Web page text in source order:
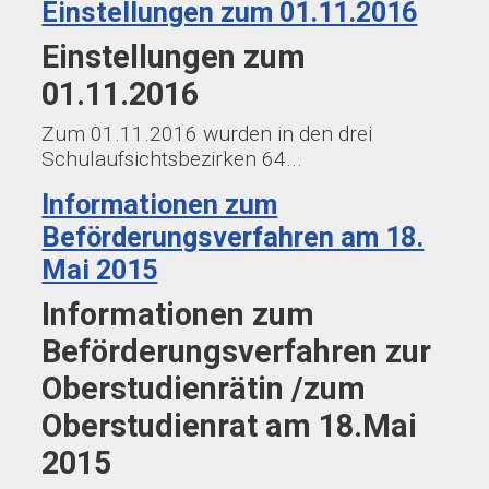
Einstellungen zum 01.11.2016
Einstellungen zum
01.11.2016
Zum 01.11.2016 wurden in den drei
Schulaufsichtsbezirken 64...
Informationen zum
Beförderungsverfahren am 18.
Mai 2015
Informationen zum
Beförderungsverfahren zur
Oberstudienrätin /zum
Oberstudienrat am 18.Mai
2015